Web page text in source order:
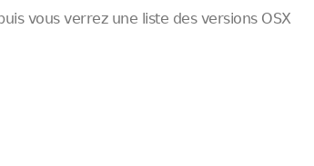
vous verrez une liste des versions OSX